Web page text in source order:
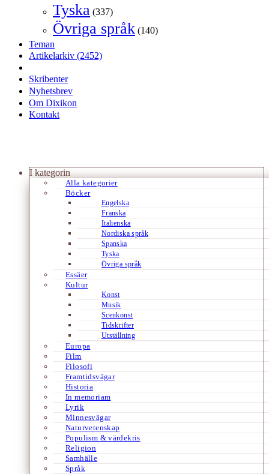
Tyska (337)
Övriga språk (140)
Teman
Artikelarkiv (2452)
Skribenter
Nyhetsbrev
Om Dixikon
Kontakt
I kategorin
Alla kategorier
Böcker
Engelska
Franska
Italienska
Nordiska språk
Spanska
Tyska
Övriga språk
Essäer
Kultur
Konst
Musik
Scenkonst
Tidskrifter
Utställning
Europa
Film
Filosofi
Framtidsvägar
Historia
In memoriam
Lyrik
Minnesvägar
Naturvetenskap
Populism & värdekris
Religion
Samhälle
Språk